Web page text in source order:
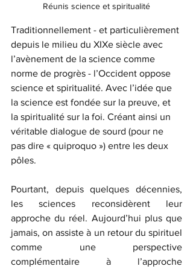
Réunis science et spiritualité
Traditionnellement - et particulièrement
depuis le milieu du XIXe siècle avec
l’avènement de la science comme
norme de progrès - l’Occident oppose
science et spiritualité. Avec l’idée que
la science est fondée sur la preuve, et
la spiritualité sur la foi. Créant ainsi un
véritable dialogue de sourd (pour ne
pas dire « quiproquo ») entre les deux
pôles.
Pourtant, depuis quelques décennies,
les sciences reconsidèrent leur
approche du réel. Aujourd’hui plus que
jamais, on assiste à un retour du spirituel
comme une perspective
complémentaire à l’approche